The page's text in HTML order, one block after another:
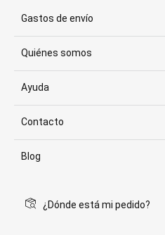
Gastos de envío
Quiénes somos
Ayuda
Contacto
Blog
¿Dónde está mi pedido?